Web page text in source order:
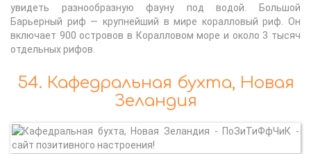
увидеть разнообразную фауну под водой. Большой
Барьерный риф — крупнейший в мире коралловый риф. Он
включает 900 островов в Коралловом море и около 3 тысяч
отдельных рифов.
54. Кафедральная бухта, Новая
Зеландия